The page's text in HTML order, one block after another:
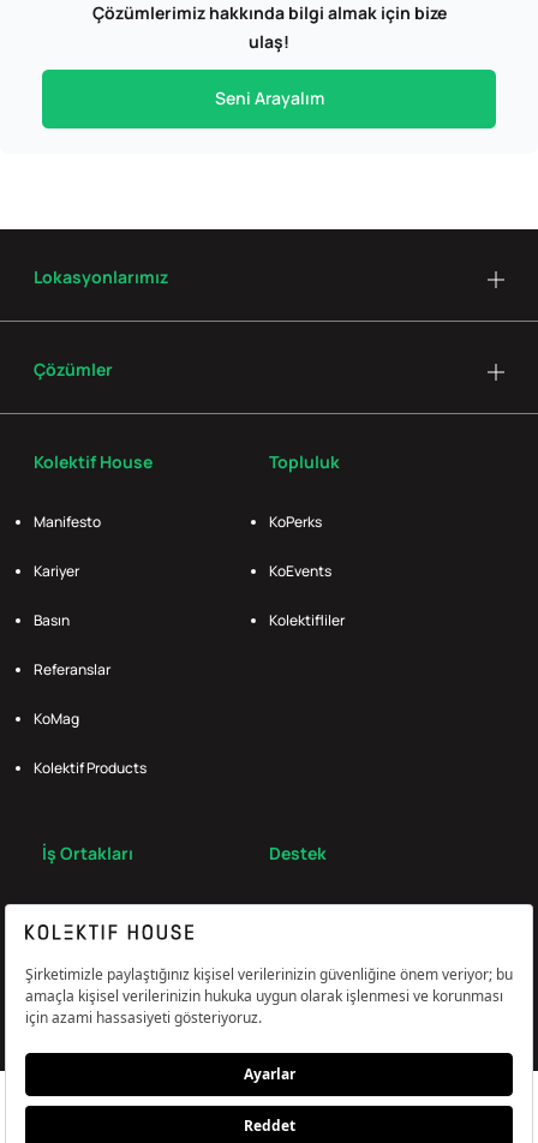
Çözümlerimiz hakkında bilgi almak için bize
ulaş!
Seni Arayalım
Kolektif House
Manifesto
Kariyer
Basın
Referanslar
KoMag
Kolektif Products
Topluluk
KoPerks
KoEvents
Kolektifliler
İş Ortakları Destek
Lokasyonlarımız
Çözümler
Çerez Tercihlerini Yönetin